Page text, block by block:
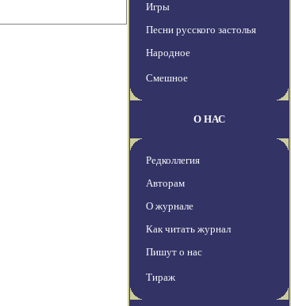
Игры
Песни русского застолья
Народное
Смешное
О НАС
Редколлегия
Авторам
О журнале
Как читать журнал
Пишут о нас
Тираж